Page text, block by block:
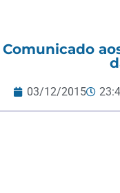
Comunicado
03/12/2015